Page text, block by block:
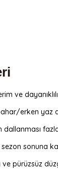
ve
erken yaz
sonuna
ve pürüzsüz